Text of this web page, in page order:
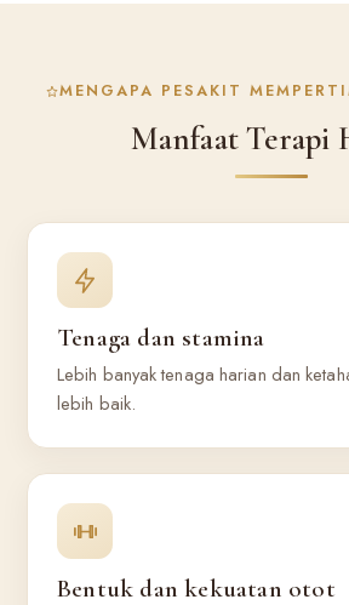
MENGAPA PESAKIT
Manfaat Terapi
Tenaga dan stamina
Lebih banyak tenaga harian dan
lebih baik.
Bentuk dan kekuatan otot